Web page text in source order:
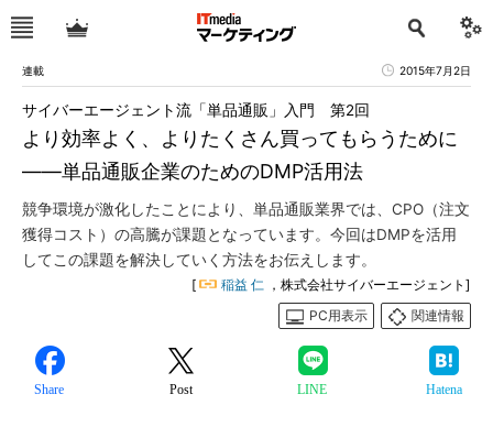
連載 2015年7月2日
より効率よく、よりたくさん買ってもらうために
――単品通販企業のためのDMP活用法
サイバーエージェント流「単品通販」入門 第2回
競争環境が激化したことにより、単品通販業界では、CPO（注文
獲得コスト）の高騰が課題となっています。今回はDMPを活用
してこの課題を解決していく方法をお伝えします。
[ 稲益 仁 ，株式会社サイバーエージェント]
PC用表示
関連情報
Share Post LINE Hatena